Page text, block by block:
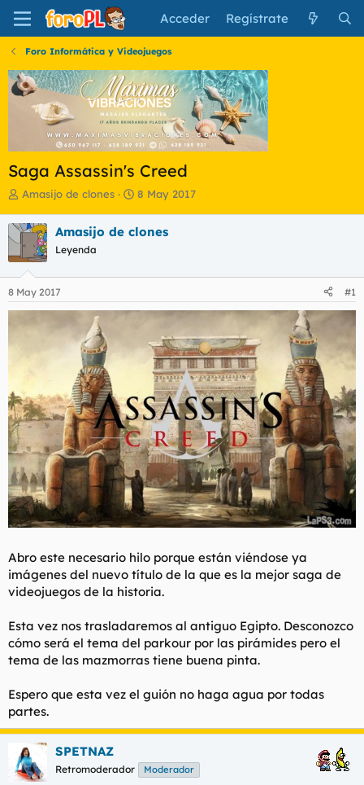
Acceder Regístrate
Foro Informática y Videojuegos
Saga Assassin's Creed
I
i
c
a
d
o
r
m
a
Amasijo de clones
F
h
e
n
8 May 2017
Amasijo de clones
Leyenda
8 May 2017 #1
Abro este necesario hilo porque están viéndose ya
imágenes del nuevo título de la que es la mejor saga de
videojuegos de la historia.
Esta vez nos trasladaremos al antiguo Egipto. Desconozco
cómo será el tema del parkour por las pirámides pero el
tema de las mazmorras tiene buena pinta.
Espero que esta vez el guión no haga agua por todas
partes.
SPETNAZ
Retromoderador Moderador